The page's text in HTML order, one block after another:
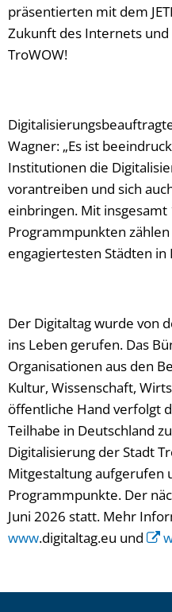
präsentierten mit dem
Zukunft des Internets
TroWOW!
Wagner: „Es ist
Institutionen die
vorantreiben und sich
einbringen. Mit
Programmpunkten
engagiertesten Städten in
Der Digitaltag wurde von
ins Leben gerufen. Das
Organisationen aus den
Kultur, Wissenschaft,
öffentliche Hand verfolgt
Teilhabe in Deutschland
Digitalisierung der Stadt
Mitgestaltung aufgerufen
Programmpunkte. Der
Juni 2026 statt. Mehr
www.digitaltag.eu und